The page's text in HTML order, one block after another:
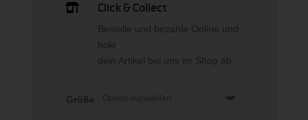
 Click & Collect
Bestelle und bezahle Online und
hole
dein Artikel bei uns im Shop ab.
Größe